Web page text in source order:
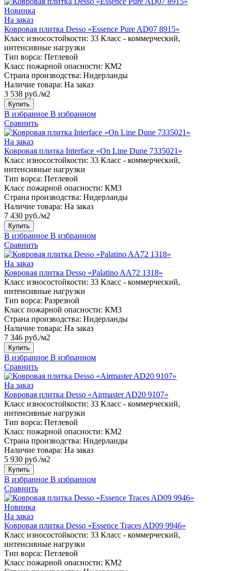
Новинка
На заказ
Ковровая плитка Desso «Essence Pure AD07 8915»
Класс износостойкости: 33 Класс - коммерческий,
интенсивные нагрузки
Тип ворса: Петлевой
Класс пожарной опасности: КМ2
Страна производства: Нидерланды
Наличие товара: На заказ
3 538 руб./м2
Купить
В избранное В избранном
Сравнить
На заказ
Ковровая плитка Interface «On Line Dune 7335021»
Класс износостойкости: 33 Класс - коммерческий,
интенсивные нагрузки
Тип ворса: Петлевой
Класс пожарной опасности: КМ3
Страна производства: Нидерланды
Наличие товара: На заказ
7 430 руб./м2
Купить
В избранное В избранном
Сравнить
На заказ
Ковровая плитка Desso «Palatino AA72 1318»
Класс износостойкости: 33 Класс - коммерческий,
интенсивные нагрузки
Тип ворса: Разрезной
Класс пожарной опасности: КМ3
Страна производства: Нидерланды
Наличие товара: На заказ
7 346 руб./м2
Купить
В избранное В избранном
Сравнить
На заказ
Ковровая плитка Desso «Airmaster AD20 9107»
Класс износостойкости: 33 Класс - коммерческий,
интенсивные нагрузки
Тип ворса: Петлевой
Класс пожарной опасности: КМ2
Страна производства: Нидерланды
Наличие товара: На заказ
5 930 руб./м2
Купить
В избранное В избранном
Сравнить
Новинка
На заказ
Ковровая плитка Desso «Essence Traces AD09 9946»
Класс износостойкости: 33 Класс - коммерческий,
интенсивные нагрузки
Тип ворса: Петлевой
Класс пожарной опасности: КМ2